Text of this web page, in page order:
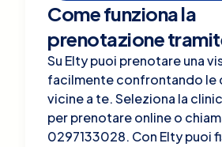
Come funziona la
prenotazione
Su Elty puoi prenotare una
facilmente confrontando le
vicine a te. Seleziona la
per prenotare online o
0297133028. Con Elty puoi